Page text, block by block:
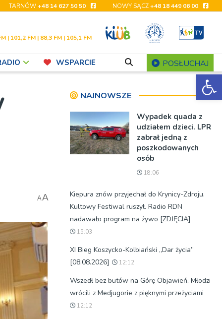
TARNÓW+48 14 627 50 50 NOWY SĄCZ+48 18 449 06 00
| 101,2 FM | 88,3 FM | 105,1 FM
WSPARCIE POSŁUCHAJ
AA
NAJNOWSZE
Wypadek quada z
udziałem dzieci. LPR
zabrał jedną z
poszkodowanych
osób
18:06
Kiepura znów przyjechał do Krynicy-Zdroju.
Kultowy Festiwal ruszył. Radio RDN
nadawało program na żywo [ZDJĘCIA]
15:03
XI Bieg Koszycko-Kolbiański „Dar życia”
[08.08.2026]
12:12
Wszedł bez butów na Górę Objawień. Młodzi
wrócili z Medjugorie z pięknymi przeżyciami
12:12